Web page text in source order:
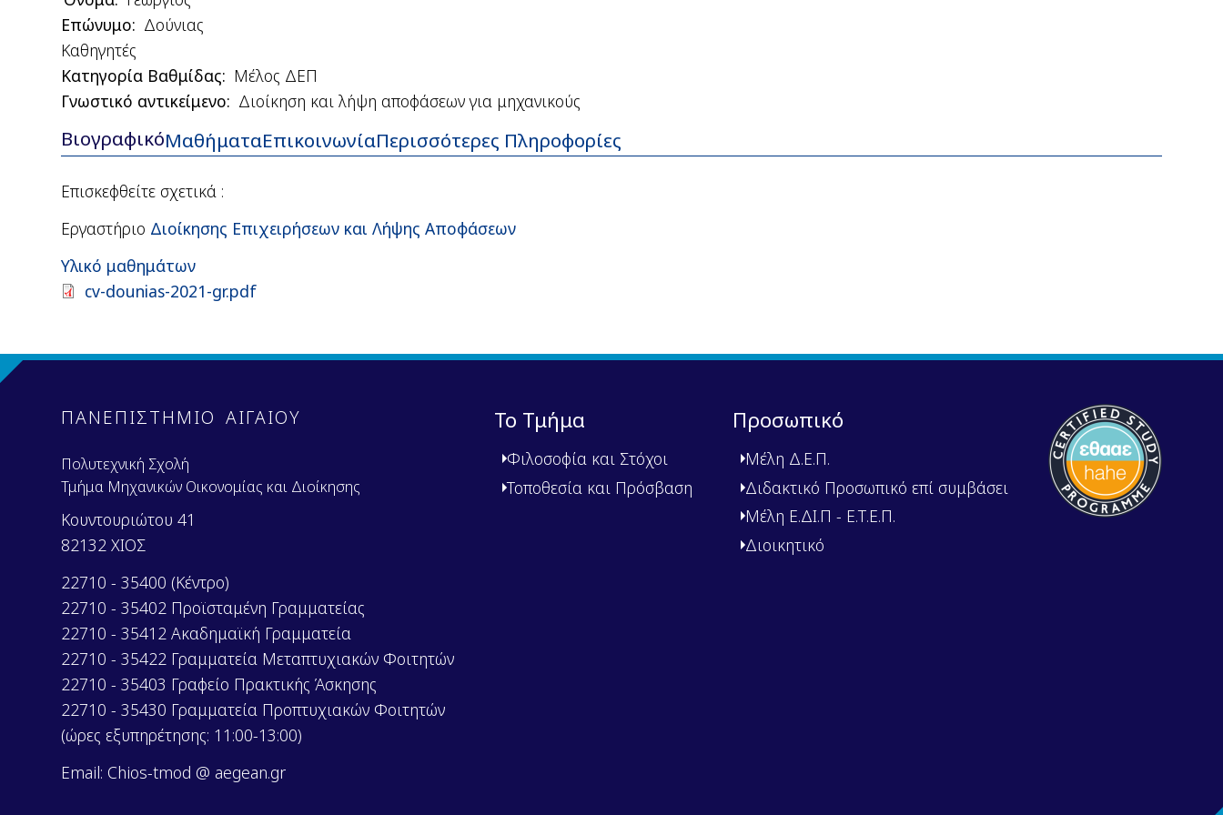
Επώνυμο
Δούνιας
Καθηγητές
Κατηγορία Βαθμίδας
Μέλος ΔΕΠ
Γνωστικό αντικείμενο
Διοίκηση και λήψη αποφάσεων για μηχανικούς
Βιογραφικό(ενεργή
ΜαθήματαΕπικοινωνίαΠερισσότερες Πληροφορίες
Επισκεφθείτε σχετικά :
Εργαστήριο Διοίκησης Επιχειρήσεων και Λήψης Αποφάσεων
Υλικό μαθημάτων
Document
cv-dounias-2021-gr.pdf
ΠΑΝΕΠΙΣΤΗΜΙΟ ΑΙΓΑΙΟΥ
Πολυτεχνική Σχολή
Τμήμα Μηχανικών Οικονομίας και Διοίκησης
Κουντουριώτου 41
82132 ΧΙΟΣ
22710 - 35400 (Κέντρο)
22710 - 35402 Προϊσταμένη Γραμματείας
22710 - 35412 Ακαδημαϊκή Γραμματεία
22710 - 35422 Γραμματεία Μεταπτυχιακών Φοιτητών
22710 - 35403 Γραφείο Πρακτικής Άσκησης
22710 - 35430 Γραμματεία Προπτυχιακών Φοιτητών
(ώρες εξυπηρέτησης: 11:00-13:00)
Email: Chios-tmod @ aegean.gr
Το Τμήμα
Φιλοσοφία και Στόχοι
Τοποθεσία και Πρόσβαση
Προσωπικό
Μέλη Δ.Ε.Π.
Διδακτικό Προσωπικό επί συμβάσει
Μέλη Ε.ΔΙ.Π - Ε.Τ.Ε.Π.
Διοικητικό